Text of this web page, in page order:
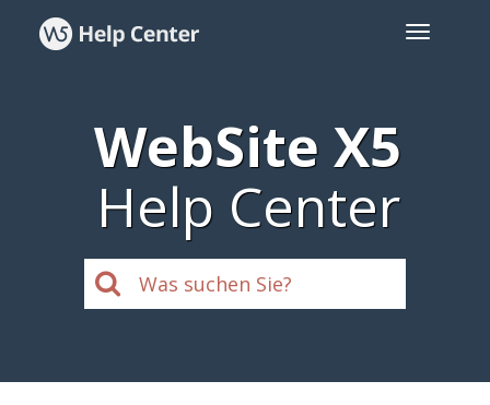
WebSite X5
Help Center